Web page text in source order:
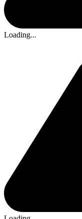
Loading...